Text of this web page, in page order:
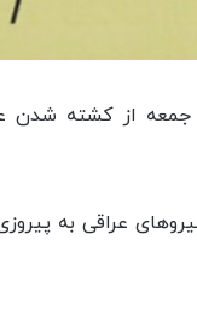
جمعه از کشته شدن
عراقی به